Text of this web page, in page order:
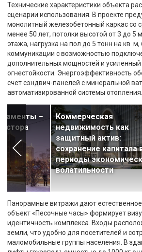
Технические характеристики объекта
сценарии использования. В проекте
монолитный железобетонный каркас со
менее 50 лет, потолки высотой от 3 до 5
этажа, нагрузка на пол до 5 тонн на кв.
коммуникации с возможностью
дополнительных мощностей и усиленный
огнестойкости. Энергоэффективность
счет сэндвич-панелей с минеральной
автоматизированной системы отопления.
–
Коммерческая
недвижимость как
защитный актив:
сохранение капитала
периоды
волатильности
Панорамные витражи дают
объект «Песочные часы» формирует
идентичность комплекса. Входы
земли, что удобно для посетителей и
маломобильные группы населения. В